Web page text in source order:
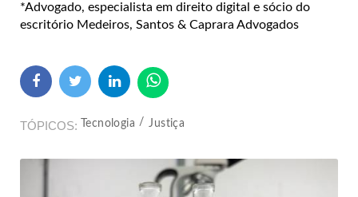
*Advogado, especialista em direito digital e sócio do
escritório Medeiros, Santos & Caprara Advogados
TÓPICOS Tecnologia Justiça